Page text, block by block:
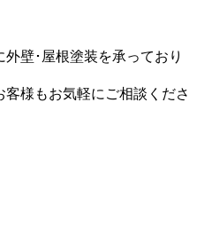
壁･屋根塗装を承っており
様もお気軽にご相談くださ